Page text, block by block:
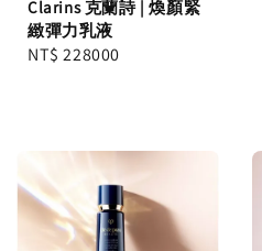
Clarins 克蘭詩 | 煥顏緊
緻彈力乳液
Regular
NT$ 228000